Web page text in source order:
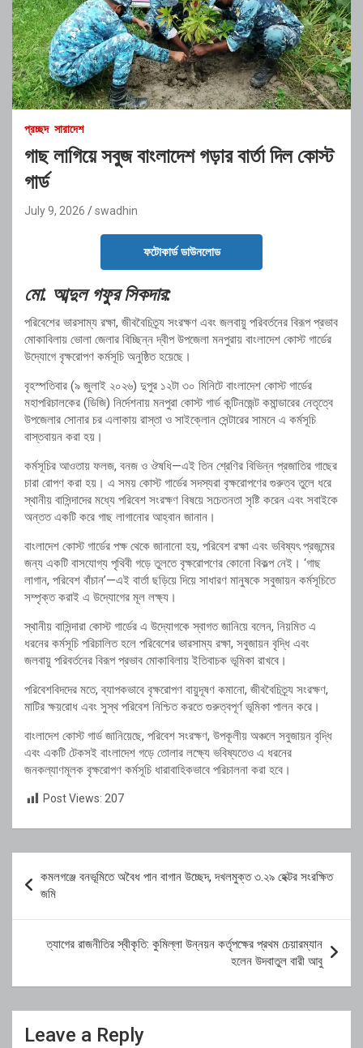
প্রচ্ছদ সারাদেশ
গাছ লাগিয়ে সবুজ বাংলাদেশ গড়ার বার্তা দিল কোস্ট
গার্ড
July 9, 2026 swadhin
ফটোকার্ড ডাউনলোড
মো. আব্দুল গফুর সিকদার:
পরিবেশের ভারসাম্য রক্ষা, জীববৈচিত্র্য সংরক্ষণ এবং জলবায়ু পরিবর্তনের বিরূপ প্রভাব
মোকাবিলায় ভোলা জেলার বিচ্ছিন্ন দ্বীপ উপজেলা মনপুরায় বাংলাদেশ কোস্ট গার্ডের
উদ্যোগে বৃক্ষরোপণ কর্মসূচি অনুষ্ঠিত হয়েছে।
বৃহস্পতিবার (৯ জুলাই ২০২৬) দুপুর ১২টা ৩০ মিনিটে বাংলাদেশ কোস্ট গার্ডের
মহাপরিচালকের (ডিজি) নির্দেশনায় মনপুরা কোস্ট গার্ড কন্টিনজেন্ট কমান্ডারের নেতৃত্বে
উপজেলার সোনার চর এলাকায় রাস্তা ও সাইক্লোন সেন্টারের সামনে এ কর্মসূচি
বাস্তবায়ন করা হয়।
কর্মসূচির আওতায় ফলজ, বনজ ও ঔষধি—এই তিন শ্রেণির বিভিন্ন প্রজাতির গাছের
চারা রোপণ করা হয়। এ সময় কোস্ট গার্ডের সদস্যরা বৃক্ষরোপণের গুরুত্ব তুলে ধরে
স্থানীয় বাসিন্দাদের মধ্যে পরিবেশ সংরক্ষণ বিষয়ে সচেতনতা সৃষ্টি করেন এবং সবাইকে
অন্তত একটি করে গাছ লাগানোর আহ্বান জানান।
বাংলাদেশ কোস্ট গার্ডের পক্ষ থেকে জানানো হয়, পরিবেশ রক্ষা এবং ভবিষ্যৎ প্রজন্মের
জন্য একটি বাসযোগ্য পৃথিবী গড়ে তুলতে বৃক্ষরোপণের কোনো বিকল্প নেই। ‘গাছ
লাগান, পরিবেশ বাঁচান’—এই বার্তা ছড়িয়ে দিয়ে সাধারণ মানুষকে সবুজায়ন কর্মসূচিতে
সম্পৃক্ত করাই এ উদ্যোগের মূল লক্ষ্য।
স্থানীয় বাসিন্দারা কোস্ট গার্ডের এ উদ্যোগকে স্বাগত জানিয়ে বলেন, নিয়মিত এ
ধরনের কর্মসূচি পরিচালিত হলে পরিবেশের ভারসাম্য রক্ষা, সবুজায়ন বৃদ্ধি এবং
জলবায়ু পরিবর্তনের বিরূপ প্রভাব মোকাবিলায় ইতিবাচক ভূমিকা রাখবে।
পরিবেশবিদদের মতে, ব্যাপকভাবে বৃক্ষরোপণ বায়ুদূষণ কমানো, জীববৈচিত্র্য সংরক্ষণ,
মাটির ক্ষয়রোধ এবং সুস্থ পরিবেশ নিশ্চিত করতে গুরুত্বপূর্ণ ভূমিকা পালন করে।
বাংলাদেশ কোস্ট গার্ড জানিয়েছে, পরিবেশ সংরক্ষণ, উপকূলীয় অঞ্চলে সবুজায়ন বৃদ্ধি
এবং একটি টেকসই বাংলাদেশ গড়ে তোলার লক্ষ্যে ভবিষ্যতেও এ ধরনের
জনকল্যাণমূলক বৃক্ষরোপণ কর্মসূচি ধারাবাহিকভাবে পরিচালনা করা হবে।
Post Views: 207
navigation
কমলগঞ্জে বনভূমিতে অবৈধ পান বাগান উচ্ছেদ, দখলমুক্ত ৩.২৯ হেক্টর সংরক্ষিত
জমি
ত্যাগের রাজনীতির স্বীকৃতি: কুমিল্লা উন্নয়ন কর্তৃপক্ষের প্রথম চেয়ারম্যান
হলেন উদবাতুল বারী আবু
Leave a Reply